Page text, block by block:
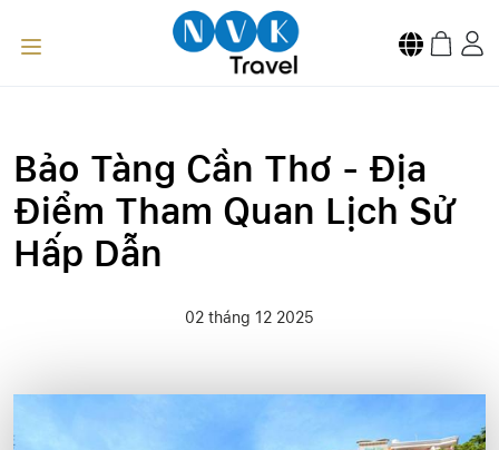
Bảo Tàng Cần Thơ - Địa
Điểm Tham Quan Lịch Sử
Hấp Dẫn
02 tháng 12 2025